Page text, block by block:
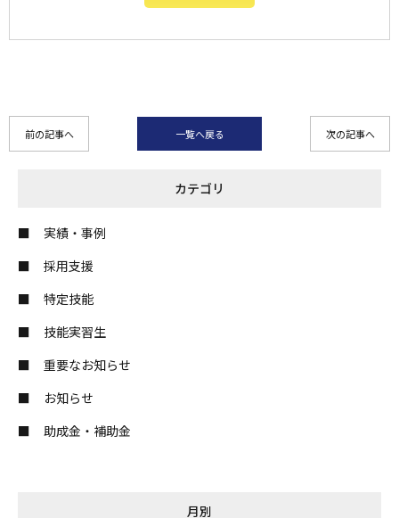
前の記事へ 一覧へ戻る 次の記事へ
カテゴリ
実績・事例
採用支援
特定技能
技能実習生
重要なお知らせ
お知らせ
助成金・補助金
月別